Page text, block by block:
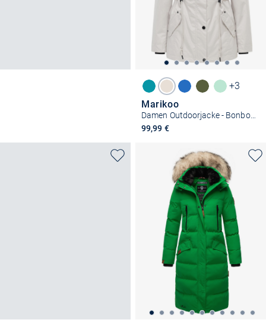
+3
Marikoo
Damen Outdoorjacke - Bonbonparty 16
99,99 €